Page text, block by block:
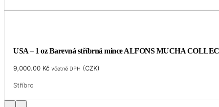
USA – 1 oz Barevná stříbrná mince ALFONS MUCHA
9,000.00 Kč včetně DPH (CZK)
Stříbro